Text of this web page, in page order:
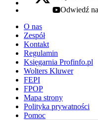
youtube - otwiera
Odwiedź
O nas
Zespół
Kontakt
Regulamin
Księgarnia Profinfo.pl
Wolters Kluwer
FEPI
FPOP
Mapa strony
Polityka prywatności
Pomoc